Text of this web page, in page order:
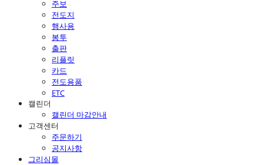
주보
전도지
행사용
봉투
출판
리플릿
카드
전도용품
ETC
캘린더
캘린더 마감안내
고객센터
주문하기
공지사항
그리심몰